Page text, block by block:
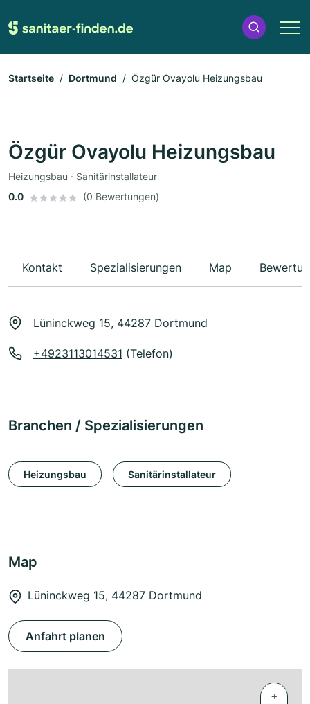
Startseite Dortmund Özgür Ovayolu Heizungsbau
Özgür Ovayolu Heizungsbau
Heizungsbau · Sanitärinstallateur
0.0
(0 Bewertungen)
Kontakt Spezialisierungen Map
Lüninckweg 15, 44287 Dortmund
+4923113014531 (Telefon)
Branchen / Spezialisierungen
Heizungsbau Sanitärinstallateur
Map
Lüninckweg 15, 44287 Dortmund
Anfahrt planen
+